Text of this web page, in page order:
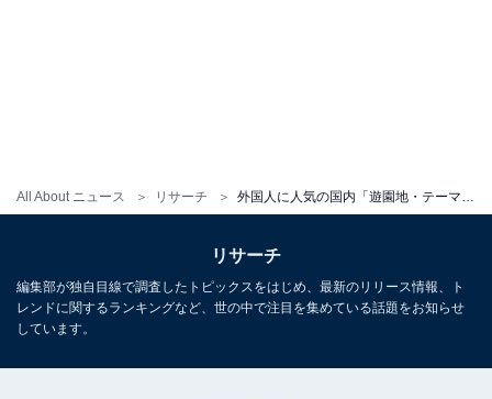
All About ニュース リサーチ
リサーチ
編集部が独自目線で調査したトピックスをはじめ、最新のリリース情報、ト
レンドに関するランキングなど、世の中で注目を集めている話題をお知らせ
しています。